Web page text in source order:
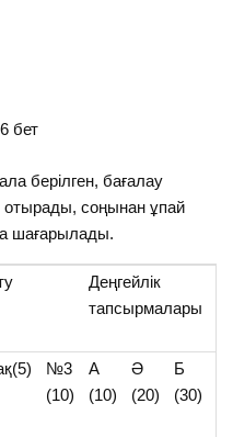
бет
берілген, бағалау
соңынан ұпай
шағарылады.
Деңгейлік
тапсырмалары
№3
(10)
А
(10)
Ә
(20)
Б
(30)